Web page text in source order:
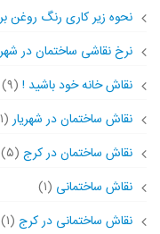
نحوه زیر کاری رنگ روغن
نرخ نقاشی ساختمان در
نقاش خانه خود باشید ! (۹)
نقاش ساختمان در شهریار(۱)
نقاش ساختمان در کرج (۵)
نقاش ساختمانی (۱)
نقاش ساختمانی در کرج (۱)